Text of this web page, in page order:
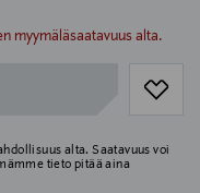
myymäläsaatavuus alta.
alta. Saatavuus voi
tieto pitää aina